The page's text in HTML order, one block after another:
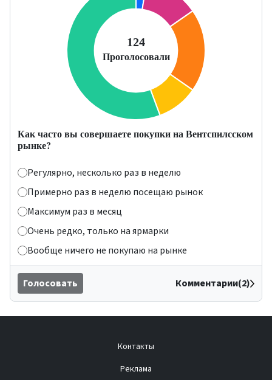
Как часто вы совершаете покупки на Вентспилсском
рынке?
Регулярно, несколько раз в неделю
Примерно раз в неделю посещаю рынок
Максимум раз в месяц
Очень редко, только на ярмарки
Вообще ничего не покупаю на рынке
Голосовать Комментарии(2)
Контакты
Реклама